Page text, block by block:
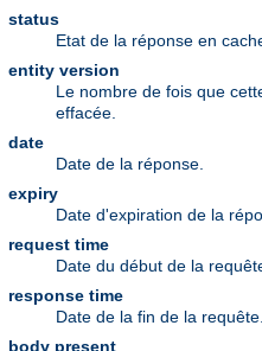
status
Etat de la réponse en
entity version
Le nombre de fois que
effacée.
date
Date de la réponse.
expiry
Date d'expiration de la
request time
Date du début de la
response time
Date de la fin de la requête.
body present